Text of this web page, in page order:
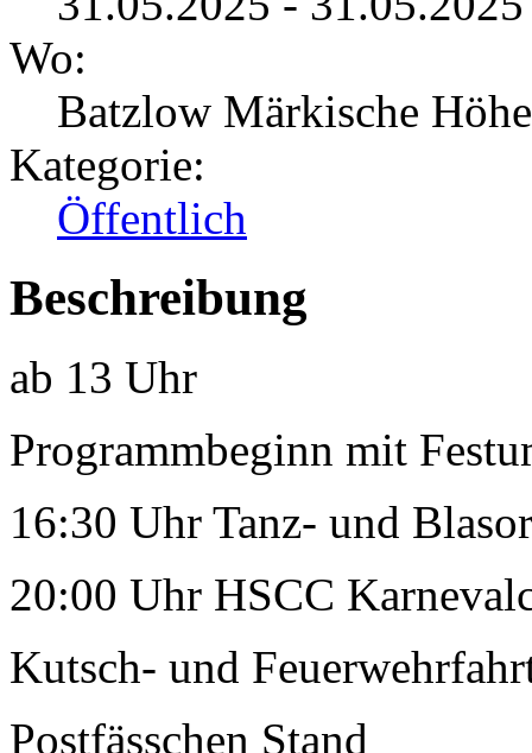
Wo:
Batzlow Märkische Höhe
Kategorie:
Öffentlich
Beschreibung
ab 13 Uhr
Programmbeginn mit
16:30 Uhr Tanz- und
20:00 Uhr HSCC
Kutsch- und
Postfässchen Stand